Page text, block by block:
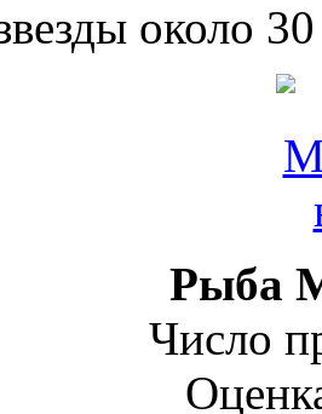
около
Рыба
Число